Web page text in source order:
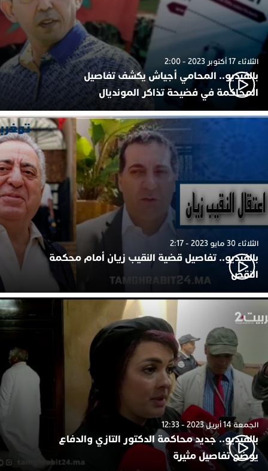
الثلاثاء 17 أكتوبر 2023 - 2:00
بالفيديو.. المحامي أجياش يكشف تفاصيل
المحاكمة في فضيحة تذاكر المونديال
الثلاثاء 30 مايو 2023 - 2:17
بالفيديو.. تفاصيل قضية النقيب زيان أمام محكمة
النقض
الجمعة 14 أبريل 2023 - 12:33
بالفيديو.. جديد محاكمة الدكتور التازي والدفاع
يوضح تفاصيل مثيرة